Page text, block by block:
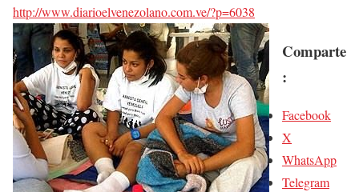
http://www.diarioelvenezolano.com.ve/?p=6038
Comparte
:
Facebook
X
WhatsApp
Telegram